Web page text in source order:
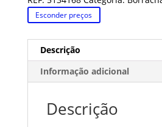
Esconder preços
Descrição
Informação adicional
Descrição